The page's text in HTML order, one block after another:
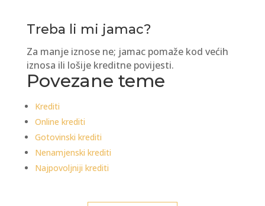
Treba li mi jamac?
Za manje iznose ne; jamac pomaže kod većih
iznosa ili lošije kreditne povijesti.
Povezane teme
Krediti
Online krediti
Gotovinski krediti
Nenamjenski krediti
Najpovoljniji krediti